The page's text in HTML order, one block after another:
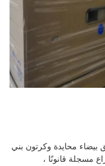
بيضاء محايدة وكرتون بني
مسجلة قانونًا ،